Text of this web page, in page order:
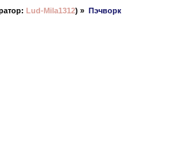
Lud-Mila1312) » Пэчворк